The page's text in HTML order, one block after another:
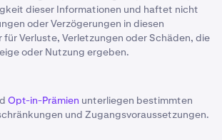
berechnete, dass die Inflationsrate
4 % pro Jahrlag. Nach dem London
und der Implementierung des
dieser Informationen und haftet nicht
oder Verzögerungen in diesen
Verluste, Verletzungen oder Schäden, die
oder Nutzung ergeben.
Opt-in-Prämien unterliegen bestimmten
und Zugangsvoraussetzungen.